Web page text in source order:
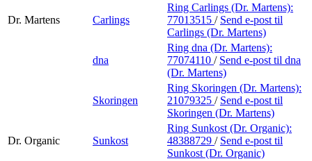
Dr. Martens Carlings
Ring Carlings (Dr. Martens):
77013515 / Send e-post til
Carlings (Dr. Martens)
dna
Ring dna (Dr. Martens):
77074110 / Send e-post til dna
(Dr. Martens)
Skoringen
Ring Skoringen (Dr. Martens):
21079325 / Send e-post til
Skoringen (Dr. Martens)
Dr. Organic Sunkost
Ring Sunkost (Dr. Organic):
48388729 / Send e-post til
Sunkost (Dr. Organic)